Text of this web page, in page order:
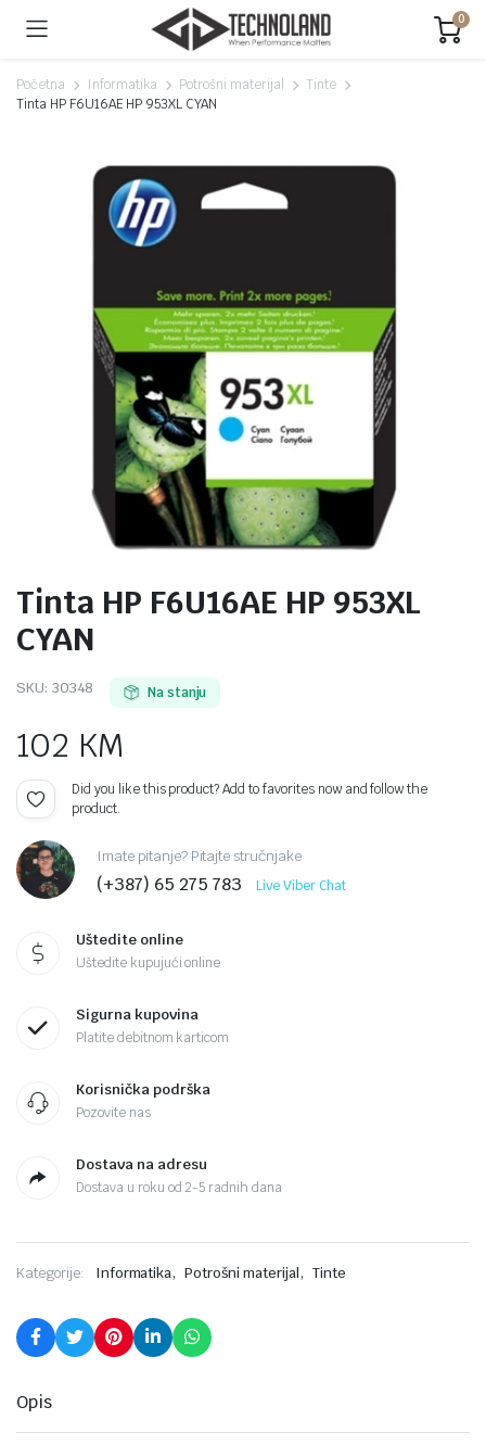
0
Početna Informatika Potrošni materijal
Tinte
Tinta HP F6U16AE HP 953XL CYAN
Tinta HP F6U16AE HP 953XL
CYAN
SKU: 30348 Na stanju
102 KM
Did you like this product? Add to favorites now and follow the
product.
Imate pitanje? Pitajte stručnjake
(+387) 65 275 783 Live Viber Chat
Uštedite online
Uštedite kupujući online
Sigurna kupovina
Platite debitnom karticom
Korisnička podrška
Pozovite nas
Dostava na adresu
Dostava u roku od 2-5 radnih dana
Kategorije: Informatika, Potrošni materijal, Tinte
Opis